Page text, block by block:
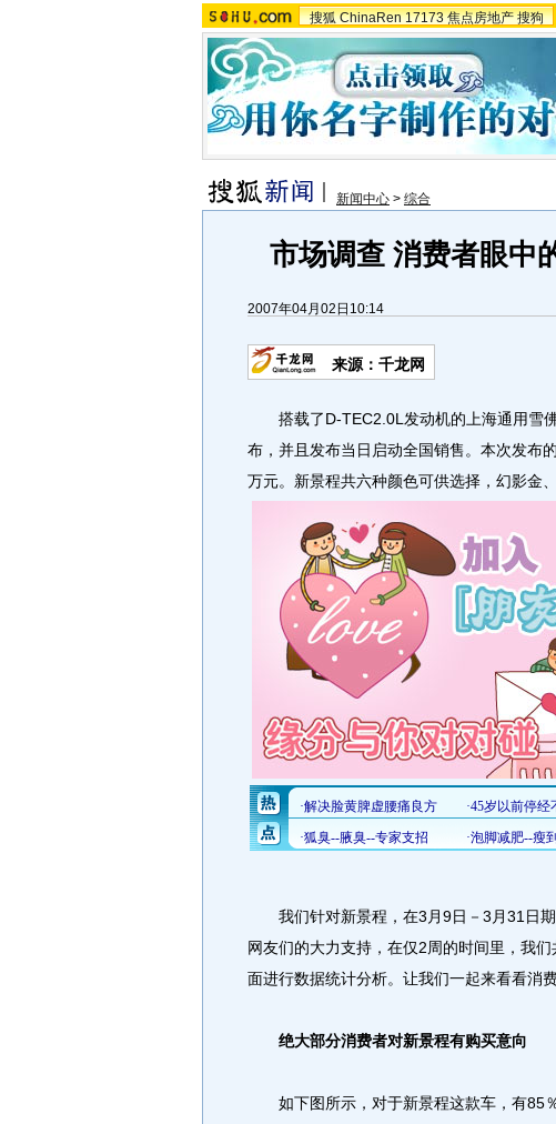
搜狐 ChinaRen 17173 焦点房地产 搜狗
新闻中心 > 综合
市场调查 消费者眼中
2007年04月02日10:14
来源：千龙网
搭载了D-TEC2.0L发动机的上海通用雪
布，并且发布当日启动全国销售。本次发布
万元。新景程共六种颜色可供选择，幻影金
我们针对新景程，在3月9日－3月31日期
网友们的大力支持，在仅2周的时间里，我
面进行数据统计分析。让我们一起来看看消
绝大部分消费者对新景程有购买意向
如下图所示，对于新景程这款车，有85